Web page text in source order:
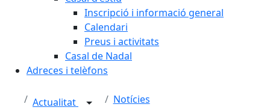
Inscripció i informació general
Calendari
Preus i activitats
Casal de Nadal
Adreces i telèfons
Actualitat Notícies